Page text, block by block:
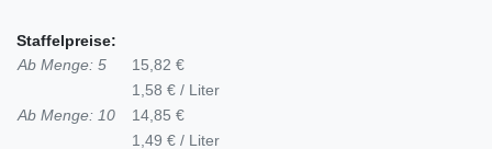
Staffelpreise:
Ab Menge: 5
15,82 €
1,58 € / Liter
Ab Menge: 10
14,85 €
1,49 € / Liter